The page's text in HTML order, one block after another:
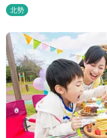
はじめ、ファミリーにおすすめ
りの詰まった「サーキット キ
ム」など様々なコンセプトル
さま連れでも安心し...
北勢